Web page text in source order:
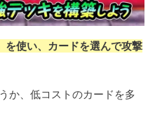
使い、カードを選んで攻撃
か、低コストのカードを多